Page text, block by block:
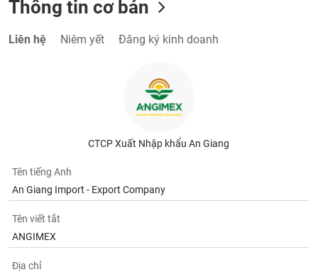
Thông tin cơ bản
Liên hệ Niêm yết Đăng ký kinh doanh
CTCP Xuất Nhập khẩu An Giang
Tên tiếng Anh
An Giang Import - Export Company
Tên viết tắt
ANGIMEX
Địa chỉ